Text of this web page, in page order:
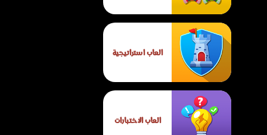
العاب استراتيجية
العاب الاختبارات